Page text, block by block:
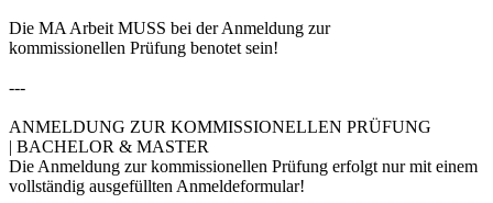
Die MA Arbeit MUSS bei der Anmeldung zur
kommissionellen Prüfung benotet sein!
---
ANMELDUNG ZUR KOMMISSIONELLEN PRÜFUNG
| BACHELOR & MASTER
Die Anmeldung zur kommissionellen Prüfung erfolgt nur mit einem
vollständig ausgefüllten Anmeldeformular!